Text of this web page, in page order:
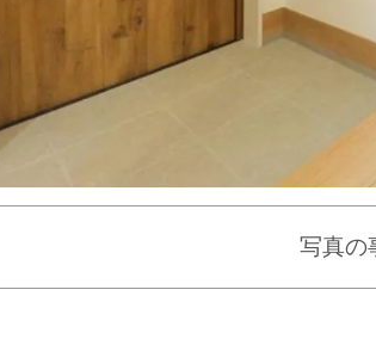
写真の